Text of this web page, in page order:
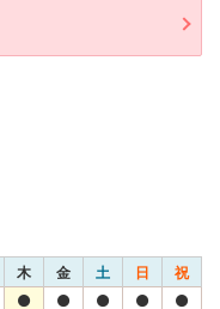
木 金 土 日 祝